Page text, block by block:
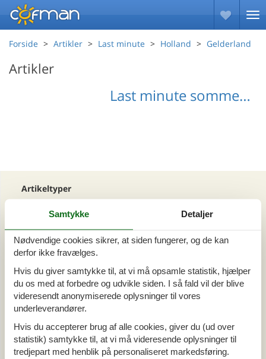
Forside Artikler Last minute Holland Gelderland
Artikler
Last minute sommerhuse Gelderland
Artikeltyper
Din Cofman ferie
Område
Alle
Holland
Gelderland
Tema
Alle
Last minute
Samtykke Detaljer
Nødvendige cookies sikrer, at siden fungerer, og de kan
derfor ikke fravælges.
Hvis du giver samtykke til, at vi må opsamle statistik, hjælper
du os med at forbedre og udvikle siden. I så fald vil der blive
videresendt anonymiserede oplysninger til vores
underleverandører.
Hvis du accepterer brug af alle cookies, giver du (ud over
statistik) samtykke til, at vi må videresende oplysninger til
tredjepart med henblik på personaliseret markedsføring.